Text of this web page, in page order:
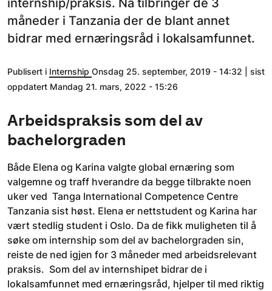
internship/praksis. Nå tilbringer de 3
måneder i Tanzania der de blant annet
bidrar med ernæringsråd i lokalsamfunnet.
Publisert i Internship Onsdag 25. september, 2019 - 14:32 | sist
oppdatert Mandag 21. mars, 2022 - 15:26
Arbeidspraksis som del av
bachelorgraden
Både Elena og Karina valgte global ernæring som
valgemne og traff hverandre da begge tilbrakte noen
uker ved Tanga International Competence Centre
Tanzania sist høst. Elena er nettstudent og Karina har
vært stedlig student i Oslo. Da de fikk muligheten til å
søke om internship som del av bachelorgraden sin,
reiste de ned igjen for 3 måneder med arbeidsrelevant
praksis. Som del av internshipet bidrar de i
lokalsamfunnet med ernæringsråd, hjelper til med riktig